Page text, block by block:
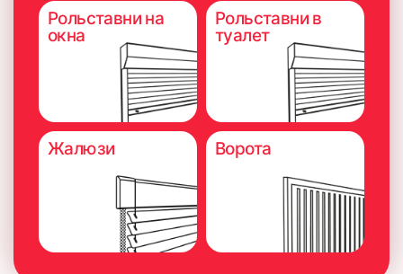
Рольставни на
окна
Рольставни в
туалет
Жалюзи Ворота